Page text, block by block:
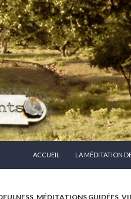
ACCUEIL
LA MÉDITATION
, MÉDITATIONS GUIDÉES,